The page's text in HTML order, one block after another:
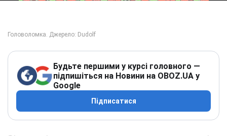
Будьте першими у курсі головного —
підпишіться на Новини на OBOZ.UA у
Google
Підписатися